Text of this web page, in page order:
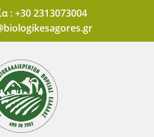
: +30 2313073004